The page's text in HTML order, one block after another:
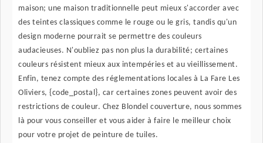
maison; une maison traditionnelle peut mieux s'accorder avec
des teintes classiques comme le rouge ou le gris, tandis qu'un
design moderne pourrait se permettre des couleurs
audacieuses. N'oubliez pas non plus la durabilité; certaines
couleurs résistent mieux aux intempéries et au vieillissement.
Enfin, tenez compte des réglementations locales à La Fare Les
Oliviers, {code_postal}, car certaines zones peuvent avoir des
restrictions de couleur. Chez Blondel couverture, nous sommes
là pour vous conseiller et vous aider à faire le meilleur choix
pour votre projet de peinture de tuiles.